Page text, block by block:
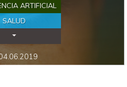
ARTIFICIAL
SALUD
Desplegar Categorías